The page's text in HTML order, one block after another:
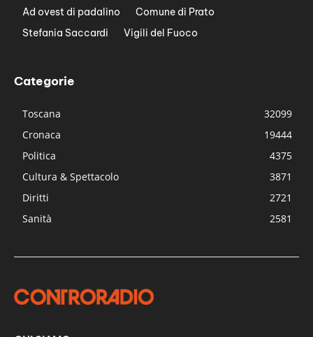
Ad ovest di padalino
Comune di Prato
Stefania Saccardi
Vigili del Fuoco
Categorie
Toscana
32099
Cronaca
19444
Politica
4375
Cultura & Spettacolo
3871
Diritti
2721
Sanità
2581